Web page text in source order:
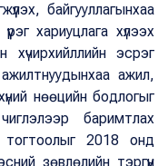
байгууллагынхаа
хариуцлага хүлээх
хүчирхийллийн эсрэг
ажил,
нөөцийн бодлогыг
чиглэлээр баримтлах
тогтоолыг 2018 онд
зөвлөлийн тэргүүн